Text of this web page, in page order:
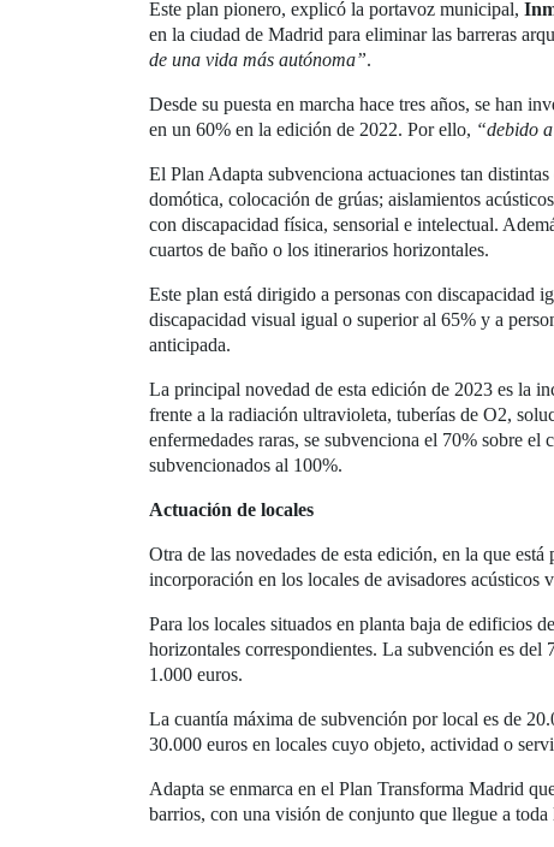
Este plan pionero, explicó la portavoz municipal,
en la ciudad de Madrid para eliminar las barreras
de una vida más autónoma”.
Desde su puesta en marcha hace tres años, se han
en un 60% en la edición de 2022. Por ello, “debido
El Plan Adapta subvenciona actuaciones tan
domótica, colocación de grúas; aislamientos
con discapacidad física, sensorial e intelectual.
cuartos de baño o los itinerarios horizontales.
Este plan está dirigido a personas con discapacidad
discapacidad visual igual o superior al 65% y a
anticipada.
La principal novedad de esta edición de 2023 es la
frente a la radiación ultravioleta, tuberías de O2,
enfermedades raras, se subvenciona el 70% sobre
subvencionados al 100%.
Actuación de locales
Otra de las novedades de esta edición, en la que
incorporación en los locales de avisadores acústicos
Para los locales situados en planta baja de edificios
horizontales correspondientes. La subvención es
1.000 euros.
La cuantía máxima de subvención por local es de
30.000 euros en locales cuyo objeto, actividad o
Adapta se enmarca en el Plan Transforma Madrid
barrios, con una visión de conjunto que llegue a